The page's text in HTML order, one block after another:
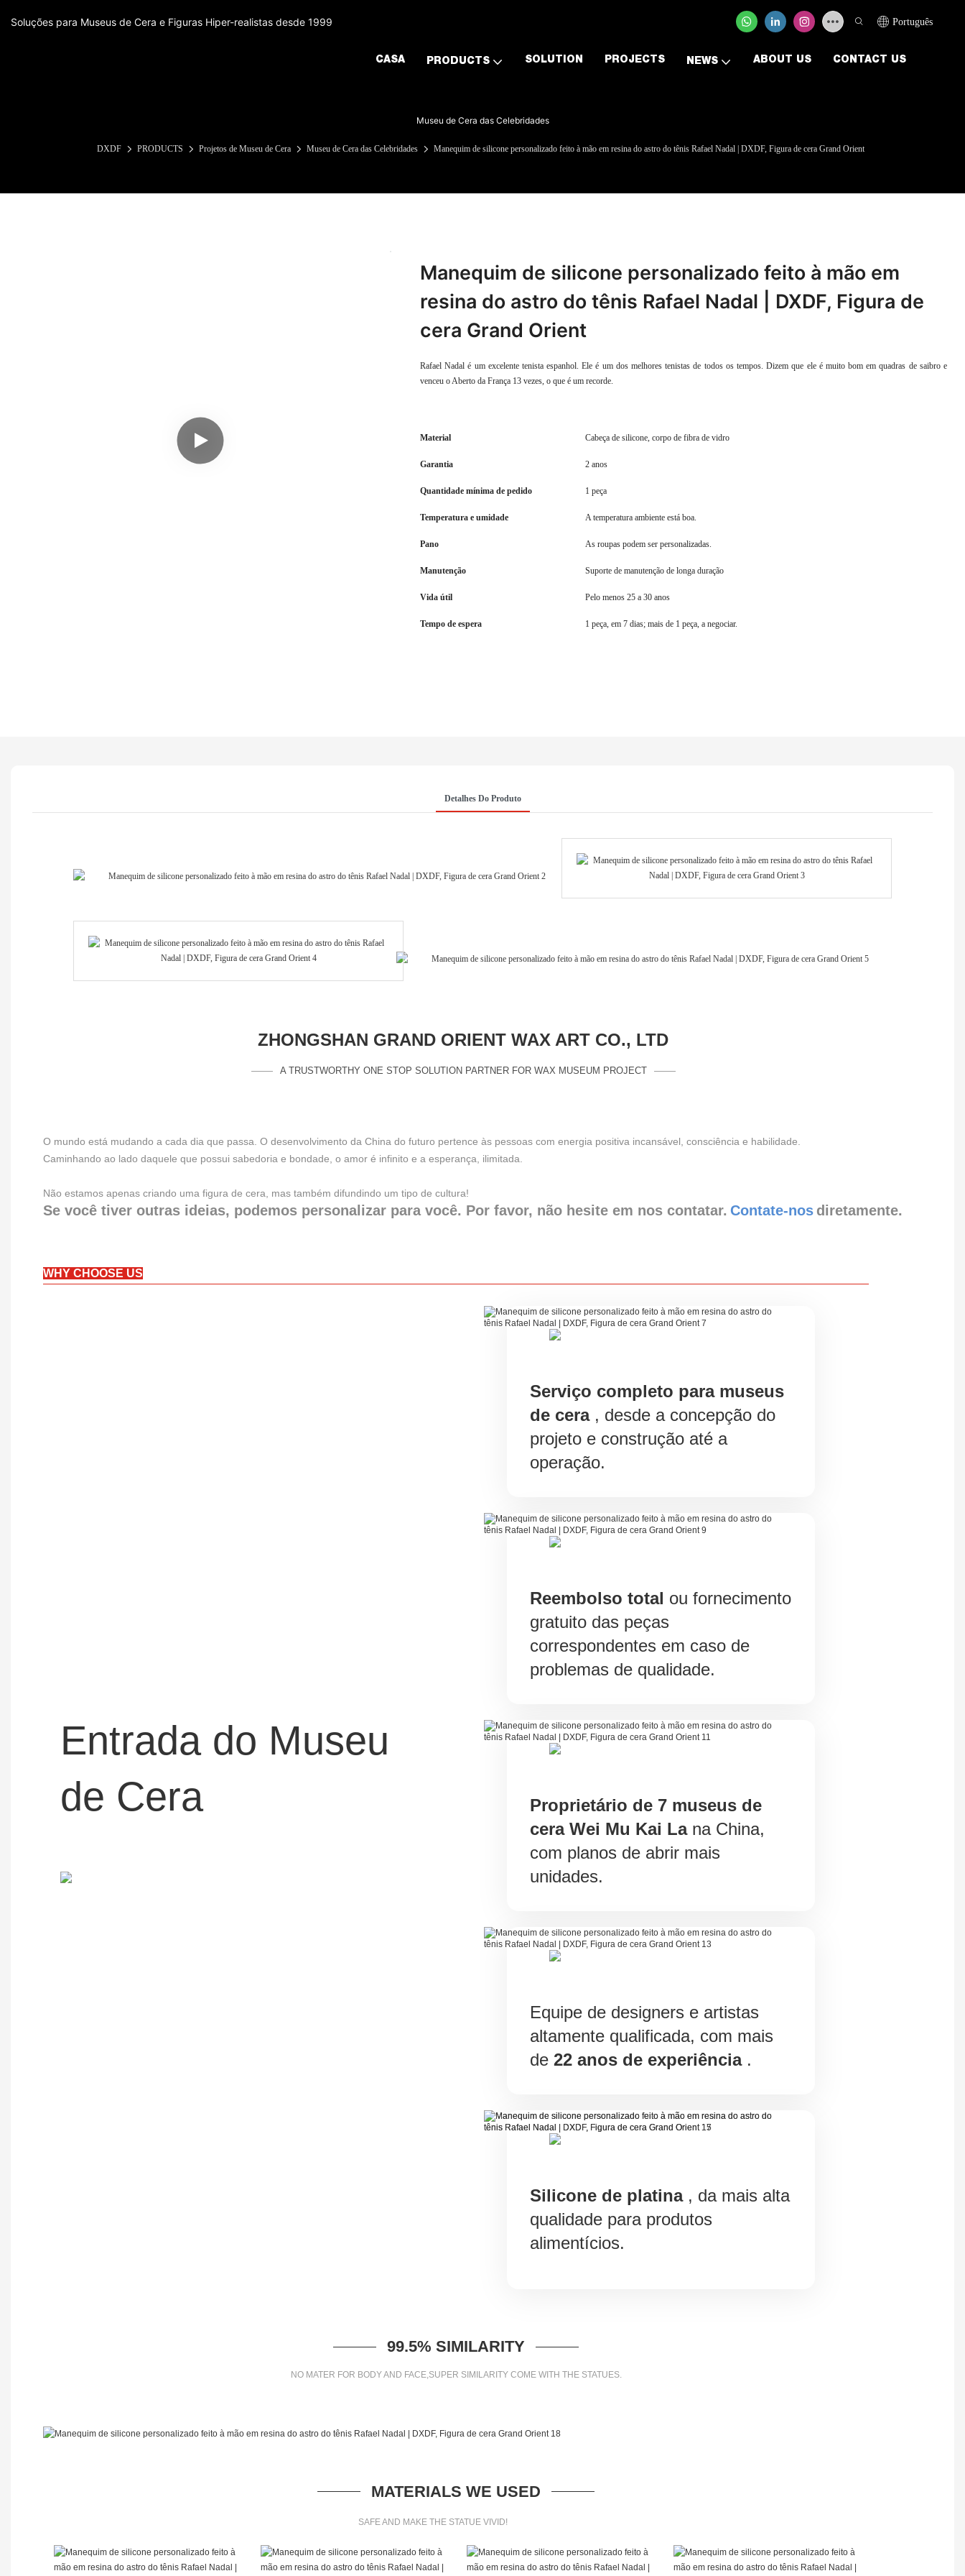
Soluções para Museus de Cera e Figuras Hiper-realistas desde 1999 Português
CASA PRODUCTS SOLUTION PROJECTS NEWS ABOUT US CONTACT US
Museu de Cera das Celebridades
DXDF PRODUCTS Projetos de Museu de Cera Museu de Cera das Celebridades Manequim de silicone personalizado feito à mão em resina do astro do tênis Rafael Nadal | DXDF, Figura de cera Grand Orient
Manequim de silicone personalizado feito à mão em
resina do astro do tênis Rafael Nadal | DXDF, Figura de
cera Grand Orient
Rafael Nadal é um excelente tenista espanhol. Ele é um dos melhores tenistas de todos os tempos. Dizem que ele é muito bom em quadras de saibro e
venceu o Aberto da França 13 vezes, o que é um recorde.
Material Cabeça de silicone, corpo de fibra de vidro
Garantia 2 anos
Quantidade mínima de pedido 1 peça
Temperatura e umidade A temperatura ambiente está boa.
Pano As roupas podem ser personalizadas.
Manutenção Suporte de manutenção de longa duração
Vida útil Pelo menos 25 a 30 anos
Tempo de espera 1 peça, em 7 dias; mais de 1 peça, a negociar.
Detalhes Do Produto
ZHONGSHAN GRAND ORIENT WAX ART CO., LTD
A TRUSTWORTHY ONE STOP SOLUTION PARTNER FOR WAX MUSEUM PROJECT
O mundo está mudando a cada dia que passa. O desenvolvimento da China do futuro pertence às pessoas com energia positiva incansável, consciência e habilidade.
Caminhando ao lado daquele que possui sabedoria e bondade, o amor é infinito e a esperança, ilimitada.
Não estamos apenas criando uma figura de cera, mas também difundindo um tipo de cultura!
Se você tiver outras ideias, podemos personalizar para você. Por favor, não hesite em nos contatar. Contate-nos diretamente.
WHY CHOOSE US
Entrada do Museu
de Cera
Serviço completo para museus
de cera, desde a concepção do
projeto e construção até a
operação.
Reembolso total ou fornecimento
gratuito das peças
correspondentes em caso de
problemas de qualidade.
Proprietário de 7 museus de
cera Wei Mu Kai Lana China,
com planos de abrir mais
unidades.
Equipe de designers e artistas
altamente qualificada, com mais
de 22 anos de experiência.
Silicone de platina, da mais alta
qualidade para produtos
alimentícios.
99.5% SIMILARITY
NO MATER FOR BODY AND FACE,SUPER SIMILARITY COME WITH THE STATUES.
MATERIALS WE USED
SAFE AND MAKE THE STATUE VIVID!